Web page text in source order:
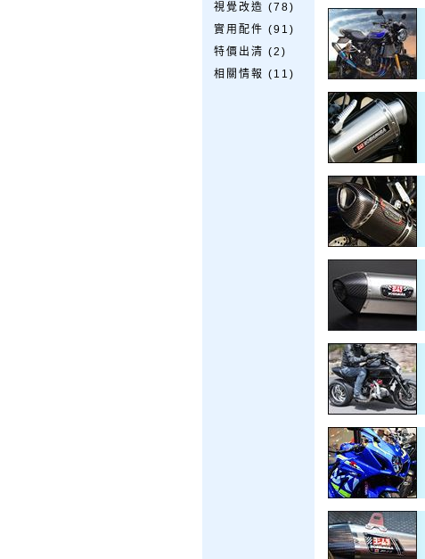
視覺改造 (78)
實用配件 (91)
特價出清 (2)
相關情報 (11)